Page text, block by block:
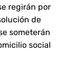
regirán por
de
someterán
social